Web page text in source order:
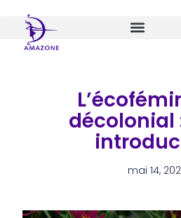
contenu
décolonial
mai 14,